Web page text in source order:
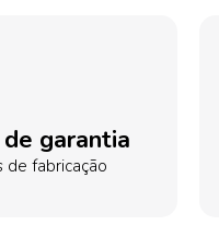
garantia
de fabricação